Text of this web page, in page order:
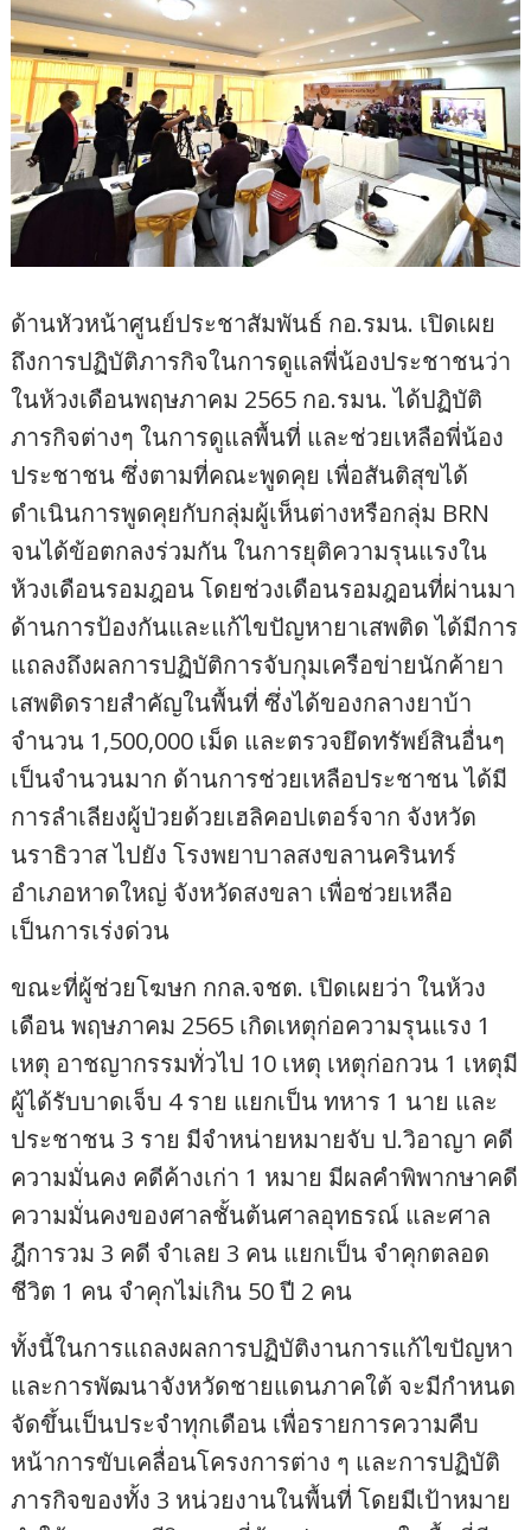
ด้านหัวหน้าศูนย์ประชาสัมพันธ์ กอ.รมน. เปิดเผย
ถึงการปฏิบัติภารกิจในการดูแลพี่น้องประชาชนว่า
ในห้วงเดือนพฤษภาคม 2565 กอ.รมน. ได้ปฏิบัติ
ภารกิจต่างๆ ในการดูแลพื้นที่ และช่วยเหลือพี่น้อง
ประชาชน ซึ่งตามที่คณะพูดคุย เพื่อสันติสุขได้
ดำเนินการพูดคุยกับกลุ่มผู้เห็นต่างหรือกลุ่ม BRN
จนได้ข้อตกลงร่วมกัน ในการยุติความรุนแรงใน
ห้วงเดือนรอมฎอน โดยช่วงเดือนรอมฎอนที่ผ่านมา
ด้านการป้องกันและแก้ไขปัญหายาเสพติด ได้มีการ
แถลงถึงผลการปฏิบัติการจับกุมเครือข่ายนักค้ายา
เสพติดรายสำคัญในพื้นที่ ซึ่งได้ของกลางยาบ้า
จำนวน 1,500,000 เม็ด และตรวจยึดทรัพย์สินอื่นๆ
เป็นจำนวนมาก ด้านการช่วยเหลือประชาชน ได้มี
การลำเลียงผู้ป่วยด้วยเฮลิคอปเตอร์จาก จังหวัด
นราธิวาส ไปยัง โรงพยาบาลสงขลานครินทร์
อำเภอหาดใหญ่ จังหวัดสงขลา เพื่อช่วยเหลือ
เป็นการเร่งด่วน
ขณะที่ผู้ช่วยโฆษก กกล.จชต. เปิดเผยว่า ในห้วง
เดือน พฤษภาคม 2565 เกิดเหตุก่อความรุนแรง 1
เหตุ อาชญากรรมทั่วไป 10 เหตุ เหตุก่อกวน 1 เหตุมี
ผู้ได้รับบาดเจ็บ 4 ราย แยกเป็น ทหาร 1 นาย และ
ประชาชน 3 ราย มีจำหน่ายหมายจับ ป.วิอาญา คดี
ความมั่นคง คดีค้างเก่า 1 หมาย มีผลคำพิพากษาคดี
ความมั่นคงของศาลชั้นต้นศาลอุทธรณ์ และศาล
ฎีการวม 3 คดี จำเลย 3 คน แยกเป็น จำคุกตลอด
ชีวิต 1 คน จำคุกไม่เกิน 50 ปี 2 คน
ทั้งนี้ในการแถลงผลการปฏิบัติงานการแก้ไขปัญหา
และการพัฒนาจังหวัดชายแดนภาคใต้ จะมีกำหนด
จัดขึ้นเป็นประจำทุกเดือน เพื่อรายการความคืบ
หน้าการขับเคลื่อนโครงการต่าง ๆ และการปฏิบัติ
ภารกิจของทั้ง 3 หน่วยงานในพื้นที่ โดยมีเป้าหมาย